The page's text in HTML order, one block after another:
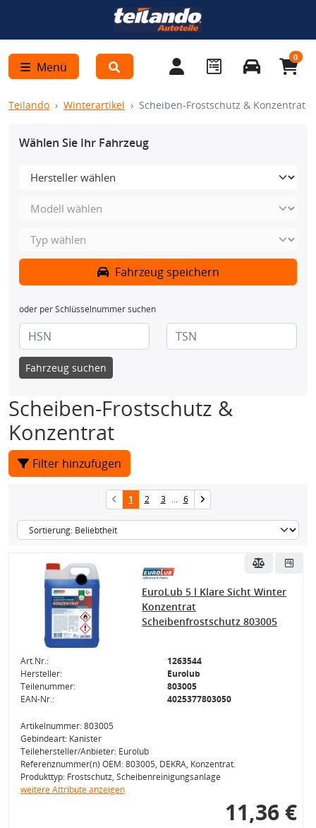
Menü
0
Teilando Winterartikel Scheiben-Frostschutz & Konzentrat
Wählen Sie Ihr Fahrzeug
Fahrzeug speichern
oder per Schlüsselnummer suchen
Fahrzeug suchen
Scheiben-Frostschutz &
Konzentrat
Filter hinzufügen
1 2 3 ... 6
EuroLub 5 l Klare Sicht Winter
Konzentrat
Scheibenfrostschutz 803005
Art.Nr.:
1263544
Hersteller:
Eurolub
Teilenummer:
803005
EAN-Nr.:
4025377803050
Artikelnummer: 803005
Gebindeart: Kanister
Teilehersteller/Anbieter: Eurolub
Referenznummer(n) OEM: 803005, DEKRA, Konzentrat.
Produkttyp: Frostschutz, Scheibenreinigungsanlage
weitere Attribute anzeigen
11,36 €